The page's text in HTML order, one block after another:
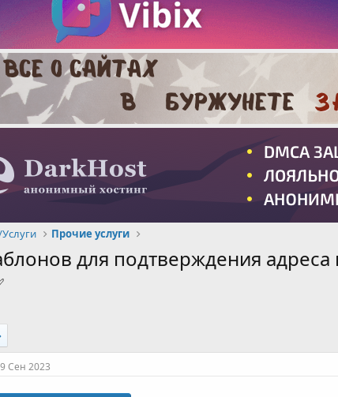
Прочие услуги
для подтверждения
Сен 2023